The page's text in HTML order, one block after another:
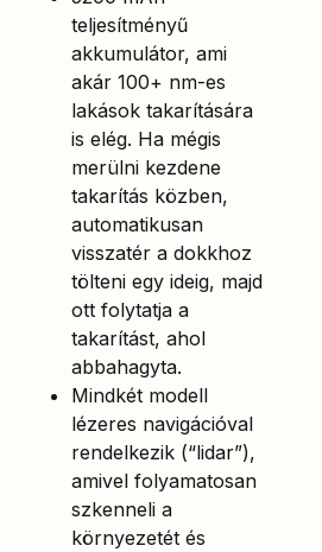
teljesítményű
akkumulátor, ami
akár 100+ nm-es
lakások takarítására
is elég. Ha mégis
merülni kezdene
takarítás közben,
automatikusan
visszatér a dokkhoz
tölteni egy ideig, majd
ott folytatja a
takarítást, ahol
abbahagyta.
Mindkét modell
lézeres navigációval
rendelkezik (“lidar”),
amivel folyamatosan
szkenneli a
környezetét és